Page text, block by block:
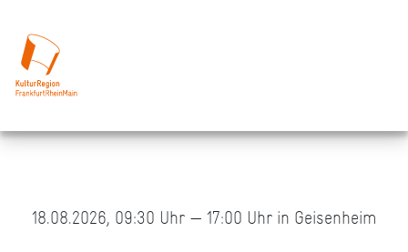
18.08.2026, 09:30 Uhr — 17:00 Uhr in Geisenheim